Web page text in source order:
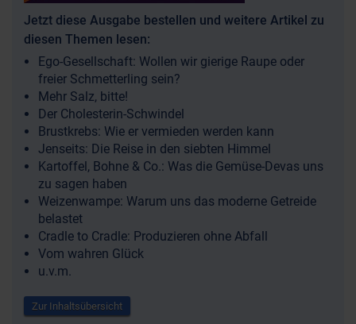
Jetzt diese Ausgabe bestellen und weitere Artikel zu
diesen Themen lesen:
Ego-Gesellschaft: Wollen wir gierige Raupe oder
freier Schmetterling sein?
Mehr Salz, bitte!
Der Cholesterin-Schwindel
Brustkrebs: Wie er vermieden werden kann
Jenseits: Die Reise in den siebten Himmel
Kartoffel, Bohne & Co.: Was die Gemüse-Devas uns
zu sagen haben
Weizenwampe: Warum uns das moderne Getreide
belastet
Cradle to Cradle: Produzieren ohne Abfall
Vom wahren Glück
u.v.m.
Zur Inhaltsübersicht